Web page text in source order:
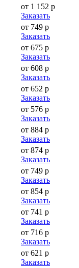
от 1 152 р
Заказать
от 749 р
Заказать
от 675 р
Заказать
от 608 р
Заказать
от 652 р
Заказать
от 576 р
Заказать
от 884 р
Заказать
от 874 р
Заказать
от 749 р
Заказать
от 854 р
Заказать
от 741 р
Заказать
от 716 р
Заказать
от 621 р
Заказать